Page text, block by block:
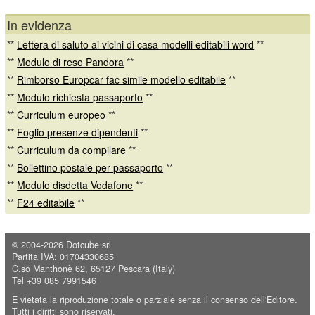
In evidenza
** Lettera di saluto ai vicini di casa modelli editabili word **
** Modulo di reso Pandora **
** Rimborso Europcar fac simile modello editabile **
** Modulo richiesta passaporto **
**Curriculum europeo **
** Foglio presenze dipendenti **
**Curriculum da compilare **
** Bollettino postale per passaporto **
** Modulo disdetta Vodafone **
** F24 editabile **
© 2004-2026 Dotcube srl
Partita IVA: 01704330685
C.so Manthonè 62, 65127 Pescara (Italy)
Tel +39 085 7991546
È vietata la riproduzione totale o parziale senza il consenso dell'Editore.
Tutti i diritti sono riservati.